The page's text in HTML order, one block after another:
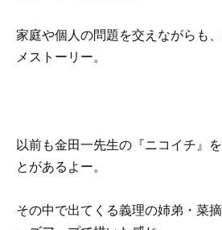
家庭や個人の問題を交えながらも
メストーリー。
以前も金田一先生の『ニコイチ』
とがあるよー。
その中で出てくる義理の姉弟・菜